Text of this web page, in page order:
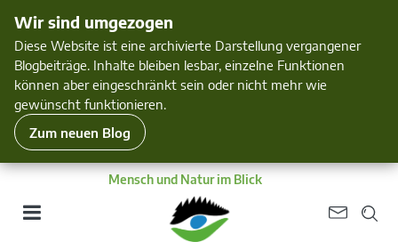
Wir sind umgezogen
Diese Website ist eine archivierte Darstellung vergangener
Blogbeiträge. Inhalte bleiben lesbar, einzelne Funktionen
können aber eingeschränkt sein oder nicht mehr wie
gewünscht funktionieren.
Zum neuen Blog
Mensch und Natur im Blick